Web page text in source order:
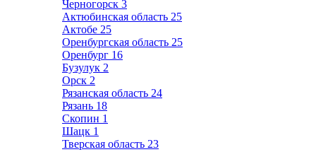
Черногорск 3
Актюбинская область 25
Актобе 25
Оренбургская область 25
Оренбург 16
Бузулук 2
Орск 2
Рязанская область 24
Рязань 18
Скопин 1
Шацк 1
Тверская область 23